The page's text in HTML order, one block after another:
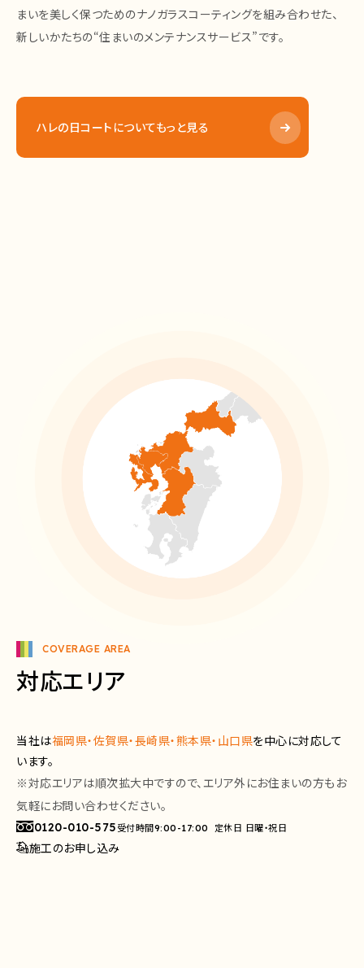
まいを美しく保つためのナノガラスコーティングを組み合わせた、
新しいかたちの“住まいのメンテナンスサービス”です。
ハレの日コートについてもっと見る
COVERAGE AREA
対応エリア
当社は福岡県・佐賀県・長崎県・熊本県・山口県を中心に対応して
います。
※対応エリアは順次拡大中ですので、エリア外にお住まいの方もお
気軽にお問い合わせください。
0120-010-575受付時間9:00-17:00 定休日 日曜・祝日
施工のお申し込み